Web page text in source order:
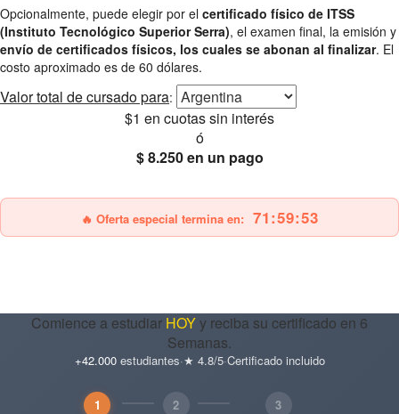
Opcionalmente, puede elegir por el certificado físico de ITSS
(Instituto Tecnológico Superior Serra), el examen final, la emisión y
envío de certificados físicos, los cuales se abonan al finalizar. El
costo aproximado es de 60 dólares.
Valor total de cursado para:
$1 en cuotas sin interés
ó
$ 8.250en un pago
🔥 Oferta especial termina en: 71:59:52
Comience a estudiar HOYy reciba su certificado en 6
Semanas.
+42.000estudiantes·★ 4.8/5·Certificado incluido
1 2 3